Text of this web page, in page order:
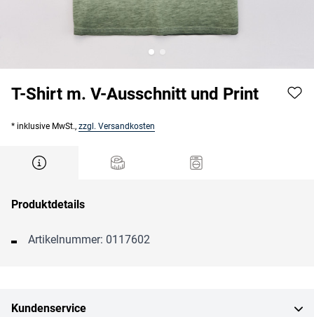
T-Shirt m. V-Ausschnitt und Print
* inklusive MwSt., zzgl. Versandkosten
Produktdetails
Artikelnummer: 0117602
Kundenservice